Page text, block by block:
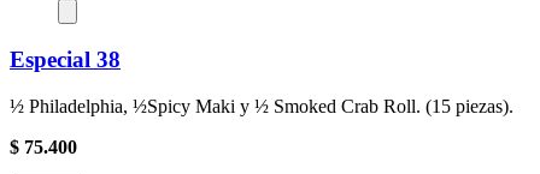
Especial 38
½ Philadelphia, ½Spicy Maki y ½ Smoked Crab Roll. (15 piezas).
$ 75.400